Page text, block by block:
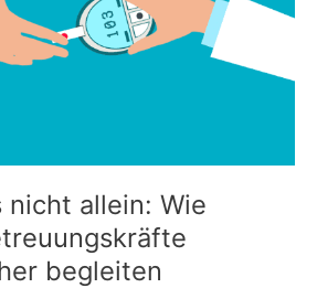
nicht allein: Wie
begleiten